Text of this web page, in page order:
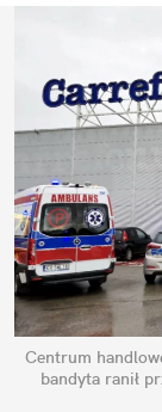
Centrum
bandyta ranił